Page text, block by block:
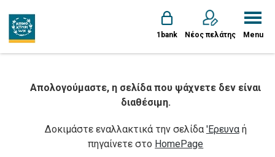
1bank Νέος πελάτης Menu
Απολογούμαστε, η σελίδα που ψάχνετε δεν είναι
διαθέσιμη.
Δοκιμάστε εναλλακτικά την σελίδα 'Ερευναή
πηγαίνετε στο HomePage